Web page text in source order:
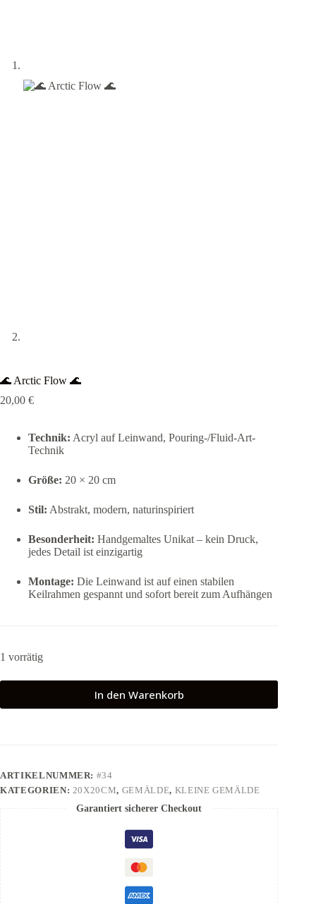
🌊 Arctic Flow 🌊
20,00 €
Technik: Acryl auf Leinwand, Pouring-/Fluid-Art-
Technik
Größe: 20 × 20 cm
Stil: Abstrakt, modern, naturinspiriert
Besonderheit: Handgemaltes Unikat – kein Druck,
jedes Detail ist einzigartig
Montage: Die Leinwand ist auf einen stabilen
Keilrahmen gespannt und sofort bereit zum Aufhängen
1 vorrätig
In den Warenkorb
ARTIKELNUMMER: #34
KATEGORIEN: 20X20CM, GEMÄLDE, KLEINE GEMÄLDE
Garantiert sicherer Checkout